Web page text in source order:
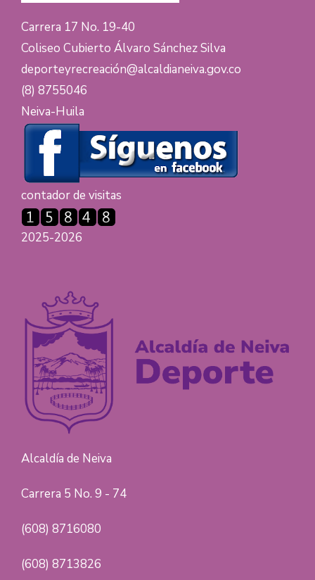
Carrera 17 No. 19-40
Coliseo Cubierto Álvaro Sánchez Silva
deporteyrecreación@alcaldianeiva.gov.co
(8) 8755046
Neiva-Huila
contador de visitas
2025-2026
Alcaldía de Neiva
Carrera 5 No. 9 - 74
(608) 8716080
(608) 8713826